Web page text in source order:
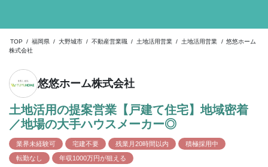
TOP / 福岡県 / 大野城市 / 不動産営業職 / 土地活用営業 / 土地活用営業 / 悠悠ホーム
株式会社
悠悠ホーム株式会社
土地活用の提案営業【戸建て住宅】地域密着
／地場の大手ハウスメーカー◎
業界未経験可 宅建不要 残業月20時間以内
積極採用中
転勤なし
年収1000万円が狙える